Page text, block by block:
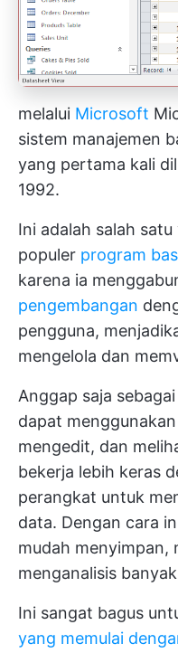
melalui Microsoft
sistem manajemen
yang pertama kali
1992.
Ini adalah salah
populer program
karena ia
pengembangan
pengguna,
mengelola dan
Anggap saja
dapat
mengedit, dan
bekerja lebih keras
perangkat untuk
data. Dengan cara
mudah menyimpan,
menganalisis
Ini sangat bagus
yang memulai